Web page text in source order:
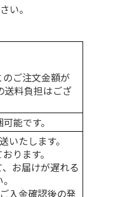
い。
ご注文金額が
送料負担はござ
能です。
たします。
ります。
お届けが遅れる
入金確認後の発